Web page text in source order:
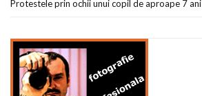
Protestele prin ochii unui copil de aproape 7 ani